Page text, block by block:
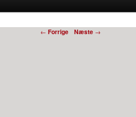
← Forrige Næste →